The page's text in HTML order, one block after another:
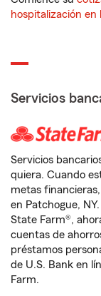
hospitalización en
Servicios
Servicios
quiera. Cuando
metas
en Patchogue,
State Farm®,
cuentas de
préstamos
de U.S. Bank en
Farm.